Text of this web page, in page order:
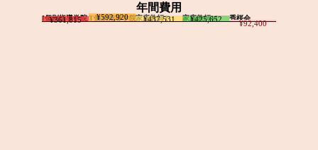
年間費用
I個別指導学院
¥361,815 T個別指導学院
¥592,920 家庭教師T
¥437,531 家庭教師M
¥425,652 秀桜会
¥92,400